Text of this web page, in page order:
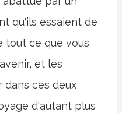
qu'ils essaient de
tout ce que vous
et les
dans ces deux
d'autant plus